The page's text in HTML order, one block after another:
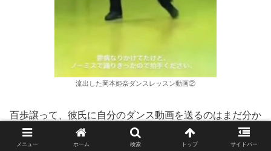
流出した岡本姫奈ダンスレッスン動画②
百歩譲って、彼氏に自分のダンス動画を送るのはまだ分か
ります。
メニュー ホーム 検索 トップ サイドバー